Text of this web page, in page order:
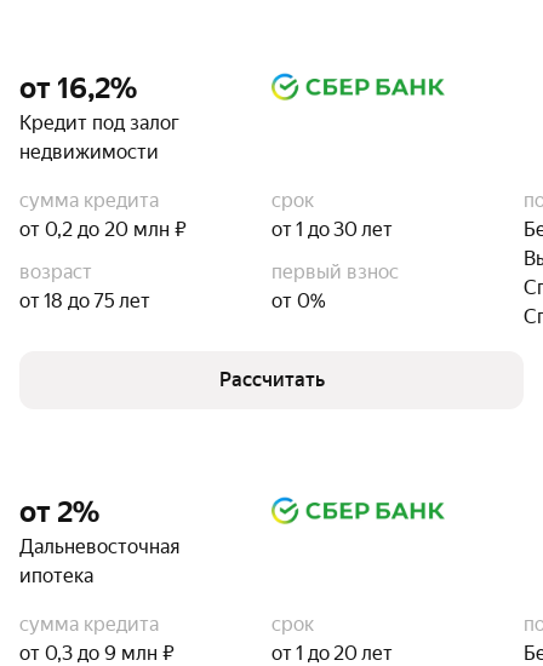
от 16,2%
Кредит под залог
недвижимости
сумма кредита
от 0,2 до 20 млн ₽
срок
от 1 до 30 лет
возраст
от 18 до 75 лет
первый взнос
от 0%
Рассчитать
от 2%
Дальневосточная
ипотека
сумма кредита
от 0,3 до 9 млн ₽
срок
от 1 до 20 лет